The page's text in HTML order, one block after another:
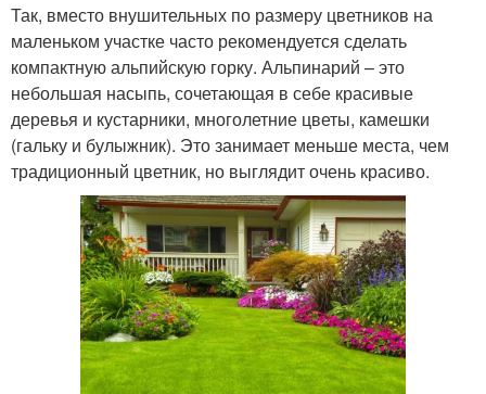
Так, вместо внушительных по размеру цветников на
маленьком участке часто рекомендуется сделать
компактную альпийскую горку. Альпинарий – это
небольшая насыпь, сочетающая в себе красивые
деревья и кустарники, многолетние цветы, камешки
(гальку и булыжник). Это занимает меньше места, чем
традиционный цветник, но выглядит очень красиво.